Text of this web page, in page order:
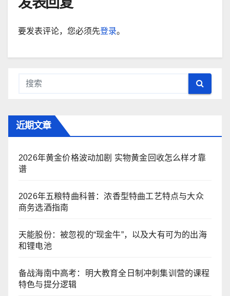
要发表评论，您必须先登录。
近期文章
2026年黄金价格波动加剧 实物黄金回收怎么样才靠
谱
2026年五粮特曲科普：浓香型特曲工艺特点与大众
商务选酒指南
天能股份：被忽视的“现金牛”，以及大有可为的出海
和锂电池
备战海南中高考：明大教育全日制冲刺集训营的课程
特色与提分逻辑